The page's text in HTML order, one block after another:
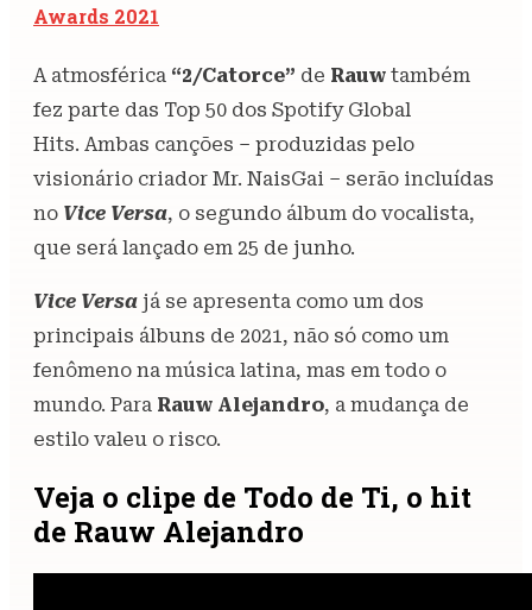
Awards 2021
A atmosférica “2/Catorce” de Rauw também
fez parte das Top 50 dos Spotify Global
Hits. Ambas canções – produzidas pelo
visionário criador Mr. NaisGai – serão incluídas
no Vice Versa, o segundo álbum do vocalista,
que será lançado em 25 de junho.
Vice Versa já se apresenta como um dos
principais álbuns de 2021, não só como um
fenômeno na música latina, mas em todo o
mundo. Para Rauw Alejandro, a mudança de
estilo valeu o risco.
Veja o clipe de Todo de Ti, o hit
de Rauw Alejandro